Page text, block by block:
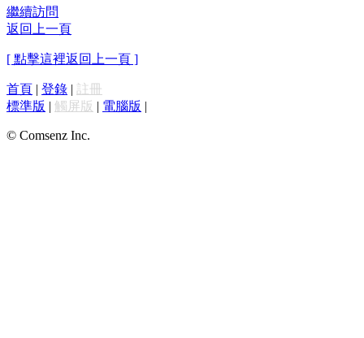
繼續訪問
返回上一頁
[ 點擊這裡返回上一頁 ]
首頁 | 登錄 | 註冊
標準版 | 觸屏版 | 電腦版 |
© Comsenz Inc.